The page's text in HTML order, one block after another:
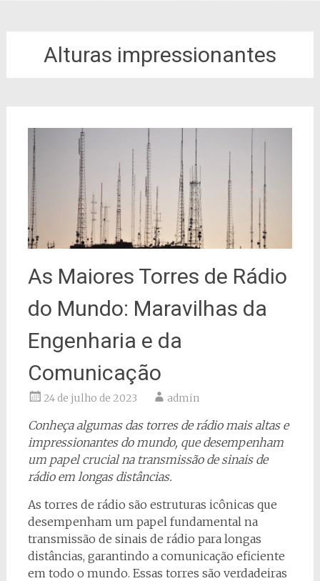
Alturas impressionantes
As Maiores Torres de Rádio
do Mundo: Maravilhas da
Engenharia e da
Comunicação
24 de julho de 2023 admin
Conheça algumas das torres de rádio mais altas e
impressionantes do mundo, que desempenham
um papel crucial na transmissão de sinais de
rádio em longas distâncias.
As torres de rádio são estruturas icônicas que
desempenham um papel fundamental na
transmissão de sinais de rádio para longas
distâncias, garantindo a comunicação eficiente
em todo o mundo. Essas torres são verdadeiras